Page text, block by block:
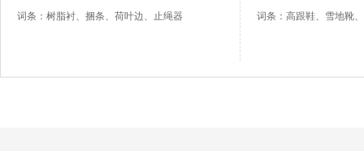
词条：树脂衬、捆条、荷叶边、止绳器 词条：高跟鞋、雪地靴